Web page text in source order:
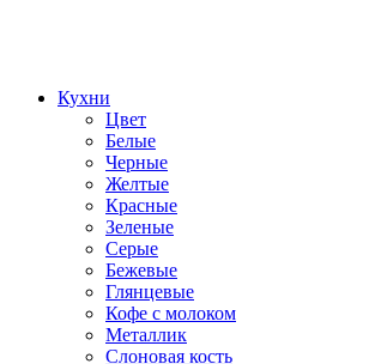
Кухни
Цвет
Белые
Черные
Желтые
Красные
Зеленые
Серые
Бежевые
Глянцевые
Кофе с молоком
Металлик
Слоновая кость